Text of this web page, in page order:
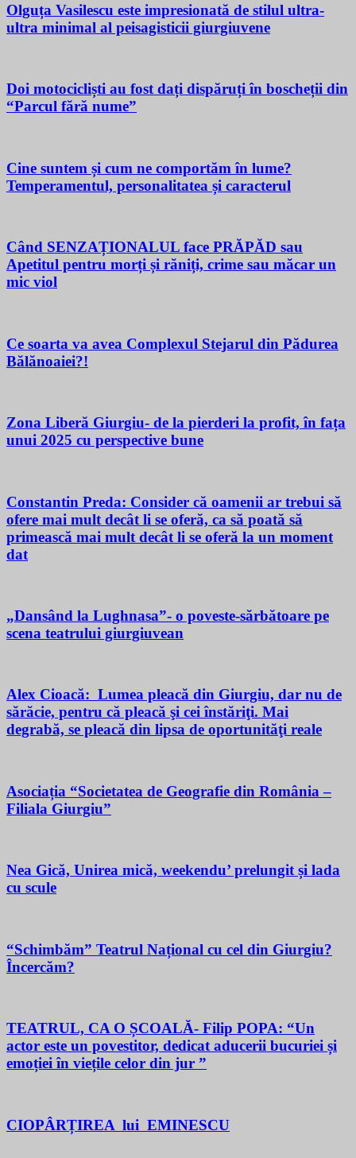
Olguța Vasilescu este impresionată de stilul ultra-
ultra minimal al peisagisticii giurgiuvene
Doi motocicliști au fost dați dispăruți în boscheții din
“Parcul fără nume”
Cine suntem și cum ne comportăm în lume?
Temperamentul, personalitatea și caracterul
Când SENZAȚIONALUL face PRĂPĂD sau
Apetitul pentru morți și răniți, crime sau măcar un
mic viol
Ce soarta va avea Complexul Stejarul din Pădurea
Bălănoaiei?!
Zona Liberă Giurgiu- de la pierderi la profit, în fața
unui 2025 cu perspective bune
Constantin Preda: Consider că oamenii ar trebui să
ofere mai mult decât li se oferă, ca să poată să
primească mai mult decât li se oferă la un moment
dat
„Dansând la Lughnasa”- o poveste-sărbătoare pe
scena teatrului giurgiuvean
Alex Cioacă: Lumea pleacă din Giurgiu, dar nu de
sărăcie, pentru că pleacă şi cei înstăriţi. Mai
degrabă, se pleacă din lipsa de oportunităţi reale
Asociația “Societatea de Geografie din România –
Filiala Giurgiu”
Nea Gică, Unirea mică, weekendu’ prelungit și lada
cu scule
“Schimbăm” Teatrul Național cu cel din Giurgiu?
Încercăm?
TEATRUL, CA O ȘCOALĂ- Filip POPA: “Un
actor este un povestitor, dedicat aducerii bucuriei și
emoției în viețile celor din jur ”
CIOPÂRȚIREA lui EMINESCU